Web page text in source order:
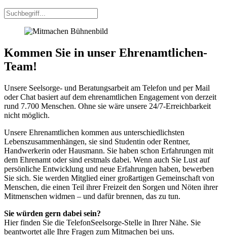
Kommen Sie in unser Ehrenamtlichen-
Team!
Unsere Seelsorge- und Beratungsarbeit am Telefon und per Mail
oder Chat basiert auf dem ehrenamtlichen Engagement von derzeit
rund 7.700 Menschen. Ohne sie wäre unsere 24/7-Erreichbarkeit
nicht möglich.
Unsere Ehrenamtlichen kommen aus unterschiedlichsten
Lebenszusammenhängen, sie sind Studentin oder Rentner,
Handwerkerin oder Hausmann. Sie haben schon Erfahrungen mit
dem Ehrenamt oder sind erstmals dabei. Wenn auch Sie Lust auf
persönliche Entwicklung und neue Erfahrungen haben, bewerben
Sie sich. Sie werden Mitglied einer großartigen Gemeinschaft von
Menschen, die einen Teil ihrer Freizeit den Sorgen und Nöten ihrer
Mitmenschen widmen – und dafür brennen, das zu tun.
Sie würden gern dabei sein?
Hier finden Sie die TelefonSeelsorge-Stelle in Ihrer Nähe. Sie
beantwortet alle Ihre Fragen zum Mitmachen bei uns.